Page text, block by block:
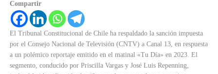
Compartir
El Tribunal Constitucional de Chile ha respaldado la sanción impuesta
por el Consejo Nacional de Televisión (CNTV) a Canal 13, en respuesta
a un polémico reportaje emitido en el matinal «Tu Día» en 2023. El
segmento, conducido por Priscilla Vargas y José Luis Repenning,